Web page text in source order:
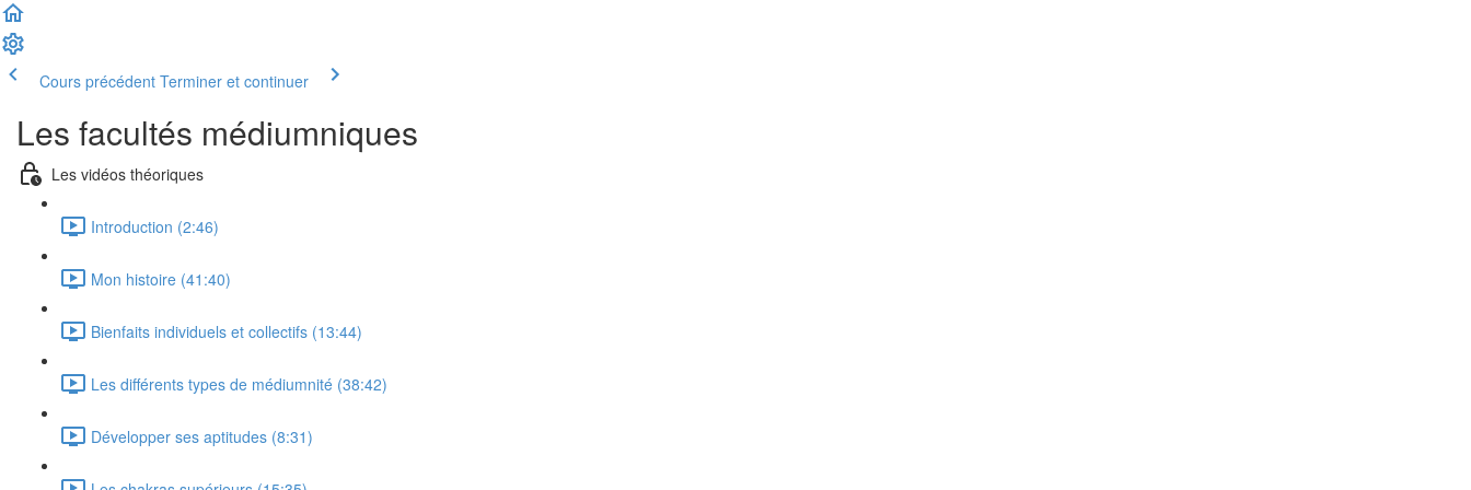
Cours précédent Terminer et continuer
Les facultés médiumniques
Les vidéos théoriques
Introduction (2:46)
Mon histoire (41:40)
Bienfaits individuels et collectifs (13:44)
Les différents types de médiumnité (38:42)
Développer ses aptitudes (8:31)